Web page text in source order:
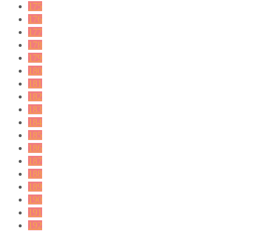
175
176
177
178
179
180
181
182
183
184
185
186
187
188
189
190
191
192